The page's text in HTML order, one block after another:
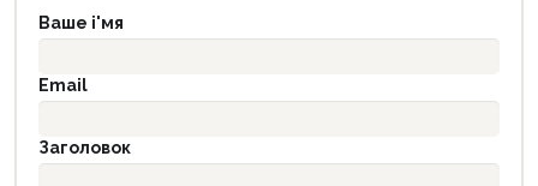
Ваше і'мя
Email
Заголовок